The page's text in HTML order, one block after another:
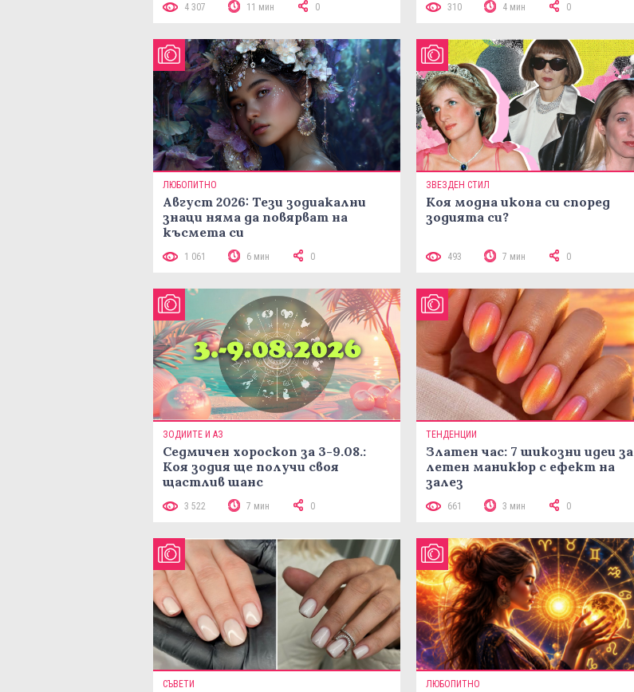
4 307 11 мин 0 310 4 мин 0
ЛЮБОПИТНО
Август 2026: Тези зодиакални
знаци няма да повярват на
късмета си
1 061 6 мин 0
ЗВЕЗДЕН СТИЛ
Коя модна икона си според
зодията си?
493 7 мин 0
ЗОДИИТЕ И АЗ
Седмичен хороскоп за 3-9.08.:
Коя зодия ще получи своя
щастлив шанс
3 522 7 мин 0
ТЕНДЕНЦИИ
Златен час: 7 шикозни идеи за
летен маникюр с ефект на
залез
661 3 мин 0
СЪВЕТИ ЛЮБОПИТНО